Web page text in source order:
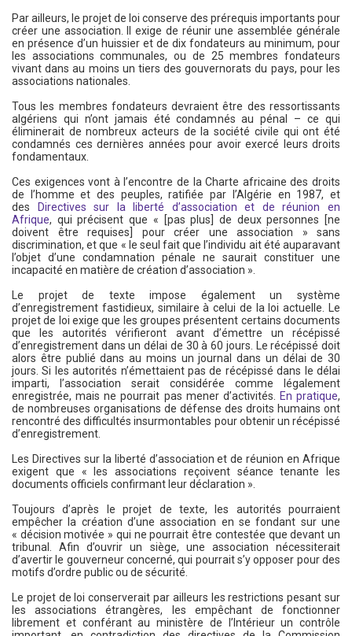
Par ailleurs, le projet de loi conserve des prérequis importants pour
créer une association. Il exige de réunir une assemblée générale
en présence d’un huissier et de dix fondateurs au minimum, pour
les associations communales, ou de 25 membres fondateurs
vivant dans au moins un tiers des gouvernorats du pays, pour les
associations nationales.
Tous les membres fondateurs devraient être des ressortissants
algériens qui n’ont jamais été condamnés au pénal – ce qui
éliminerait de nombreux acteurs de la société civile qui ont été
condamnés ces dernières années pour avoir exercé leurs droits
fondamentaux.
Ces exigences vont à l’encontre de la Charte africaine des droits
de l’homme et des peuples, ratifiée par l’Algérie en 1987, et
des
Directives sur la liberté d’association et de réunion en
Afrique, qui précisent que « [pas plus] de deux personnes [ne
doivent être requises] pour créer une association » sans
discrimination, et que « le seul fait que l’individu ait été auparavant
l’objet d’une condamnation pénale ne saurait constituer une
incapacité en matière de création d’association ».
Le projet de texte impose également un système
d’enregistrement fastidieux, similaire à celui de la loi actuelle. Le
projet de loi exige que les groupes présentent certains documents
que les autorités vérifieront avant d’émettre un récépissé
d’enregistrement dans un délai de 30 à 60 jours. Le récépissé doit
alors être publié dans au moins un journal dans un délai de 30
jours. Si les autorités n’émettaient pas de récépissé dans le délai
imparti, l’association serait considérée comme légalement
enregistrée, mais ne pourrait pas mener d’activités.
En pratique,
de nombreuses organisations de défense des droits humains ont
rencontré des difficultés insurmontables pour obtenir un récépissé
d’enregistrement.
Les Directives sur la liberté d’association et de réunion en Afrique
exigent que « les associations reçoivent séance tenante les
documents officiels confirmant leur déclaration ».
Toujours d’après le projet de texte, les autorités pourraient
empêcher la création d’une association en se fondant sur une
« décision motivée » qui ne pourrait être contestée que devant un
tribunal. Afin d’ouvrir un siège, une association nécessiterait
d’avertir le gouverneur concerné, qui pourrait s’y opposer pour des
motifs d’ordre public ou de sécurité.
Le projet de loi conserverait par ailleurs les restrictions pesant sur
les associations étrangères, les empêchant de fonctionner
librement et conférant au ministère de l’Intérieur un contrôle